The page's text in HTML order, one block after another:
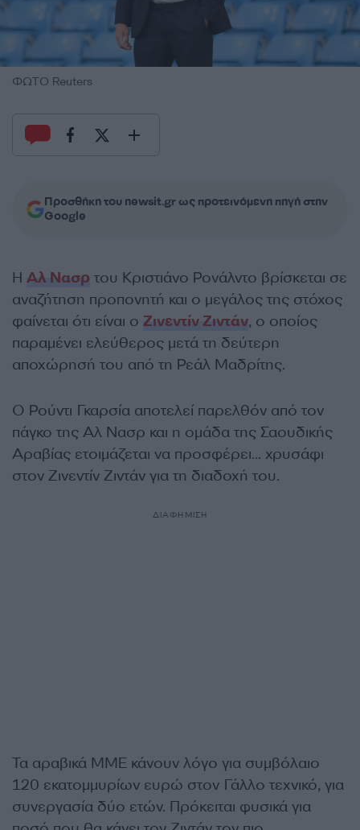
ΦΩΤΟ Reuters
Προσθήκη του newsit.gr ως προτεινόμενη πηγή στην
Google
Η Αλ Νασρ του Κριστιάνο Ρονάλντο βρίσκεται σε
αναζήτηση προπονητή και ο μεγάλος της στόχος
φαίνεται ότι είναι ο Ζινεντίν Ζιντάν, ο οποίος
παραμένει ελεύθερος μετά τη δεύτερη
αποχώρησή του από τη Ρεάλ Μαδρίτης.
Ο Ρούντι Γκαρσία αποτελεί παρελθόν από τον
πάγκο της Αλ Νασρ και η ομάδα της Σαουδικής
Αραβίας ετοιμάζεται να προσφέρει… χρυσάφι
στον Ζινεντίν Ζιντάν για τη διαδοχή του.
ΔΙΑΦΗΜΙΣΗ
Τα αραβικά ΜΜΕ κάνουν λόγο για συμβόλαιο
120 εκατομμυρίων ευρώ στον Γάλλο τεχνικό, για
συνεργασία δύο ετών. Πρόκειται φυσικά για